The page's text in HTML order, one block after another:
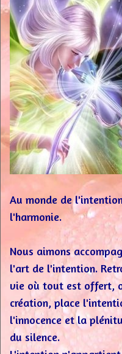
Au monde de
l'harmonie.
Nous aimons
l'art de l'intention.
vie où tout est offert,
création, place
l'innocence et la
du silence.